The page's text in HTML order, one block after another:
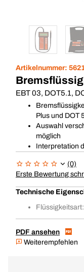
Artikelnummer:
EBT 03, DOT5.1,
Plus und DOT
Auswahl
möglich
Interpretation
(0)
Erste Bewertung
Technische
PDF ansehen
Weiterempfehlen